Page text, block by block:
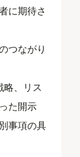
に期待さ
つながり
略、リス
た開示
事項の具